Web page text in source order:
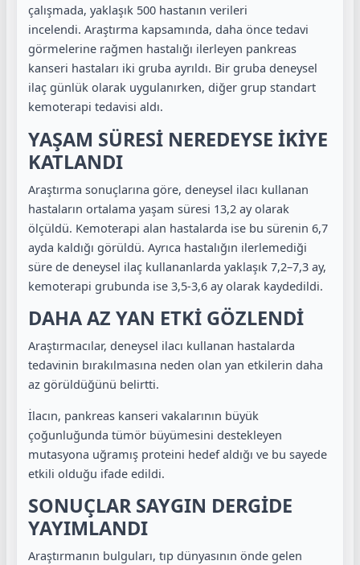
çalışmada, yaklaşık 500 hastanın verileri
incelendi. Araştırma kapsamında, daha önce tedavi
görmelerine rağmen hastalığı ilerleyen pankreas
kanseri hastaları iki gruba ayrıldı. Bir gruba deneysel
ilaç günlük olarak uygulanırken, diğer grup standart
kemoterapi tedavisi aldı.
YAŞAM SÜRESİ NEREDEYSE İKİYE
KATLANDI
Araştırma sonuçlarına göre, deneysel ilacı kullanan
hastaların ortalama yaşam süresi 13,2 ay olarak
ölçüldü. Kemoterapi alan hastalarda ise bu sürenin 6,7
ayda kaldığı görüldü. Ayrıca hastalığın ilerlemediği
süre de deneysel ilaç kullananlarda yaklaşık 7,2–7,3 ay,
kemoterapi grubunda ise 3,5-3,6 ay olarak kaydedildi.
DAHA AZ YAN ETKİ GÖZLENDİ
Araştırmacılar, deneysel ilacı kullanan hastalarda
tedavinin bırakılmasına neden olan yan etkilerin daha
az görüldüğünü belirtti.
İlacın, pankreas kanseri vakalarının büyük
çoğunluğunda tümör büyümesini destekleyen
mutasyona uğramış proteini hedef aldığı ve bu sayede
etkili olduğu ifade edildi.
SONUÇLAR SAYGIN DERGİDE
YAYIMLANDI
Araştırmanın bulguları, tıp dünyasının önde gelen